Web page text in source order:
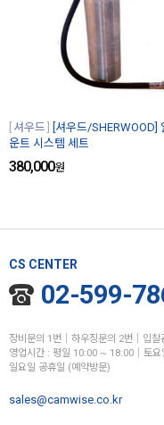
셔우드
[셔우드/SHERWOOD]
운트 시스템 세트
380,000원
CS CENTER
02-599-
장비문의 1번│하우징문의 2번│입찰
영업시간 : 평일 10:00 ~ 18:00│토
일요일 공휴일 (예약방문)
sales@camwise.co.kr